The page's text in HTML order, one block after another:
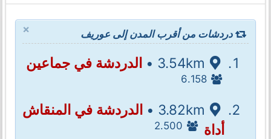
× دردشات من أقرب المدن إلى عوريف
3.54km • الدردشة في جماعين
3.82km •
الدردشة في المنقاش
أداة